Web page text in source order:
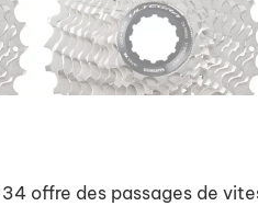
offre des passages de